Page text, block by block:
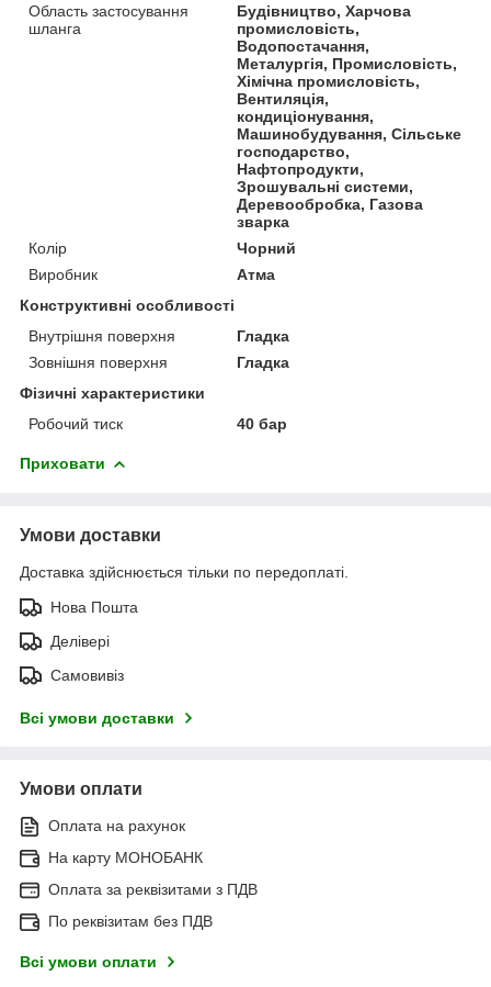
Область застосування
шланга
Будівництво, Харчова
промисловість,
Водопостачання,
Металургія, Промисловість,
Хімічна промисловість,
Вентиляція,
кондиціонування,
Машинобудування, Сільське
господарство,
Нафтопродукти,
Зрошувальні системи,
Деревообробка, Газова
зварка
Колір
Чорний
Виробник
Атма
Конструктивні особливості
Внутрішня поверхня
Гладка
Зовнішня поверхня
Гладка
Фізичні характеристики
Робочий тиск
40 бар
Приховати
Умови доставки
Доставка здійснюється тільки по передоплаті.
Нова Пошта
Делівері
Самовивіз
Всі умови доставки
Умови оплати
Оплата на рахунок
На карту МОНОБАНК
Оплата за реквізитами з ПДВ
По реквізитам без ПДВ
Всі умови оплати